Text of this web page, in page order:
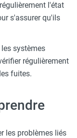
l'état
s'assurer qu'ils
les systèmes
régulièrement
fuites.
les problèmes liés